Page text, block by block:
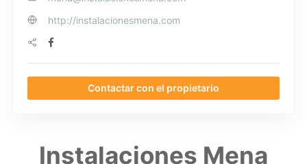
http://instalacionesmena.com
Contactar con el propietario
Instalaciones Mena